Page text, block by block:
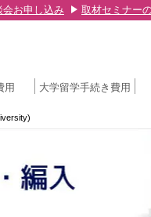
会お申し込み 取材セミナー
用 大学留学手続き費用